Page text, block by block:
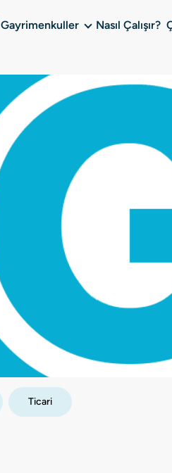
Gayrimenkuller Nasıl Çalışır?
Ticari